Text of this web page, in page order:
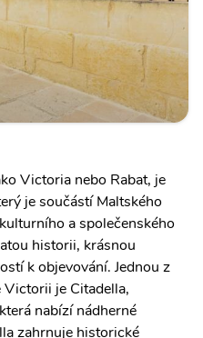
Victoria nebo Rabat, je
je součástí Maltského
a společenského
historii, krásnou
k objevování. Jednou z
Victorii je Citadella,
nabízí nádherné
zahrnuje historické